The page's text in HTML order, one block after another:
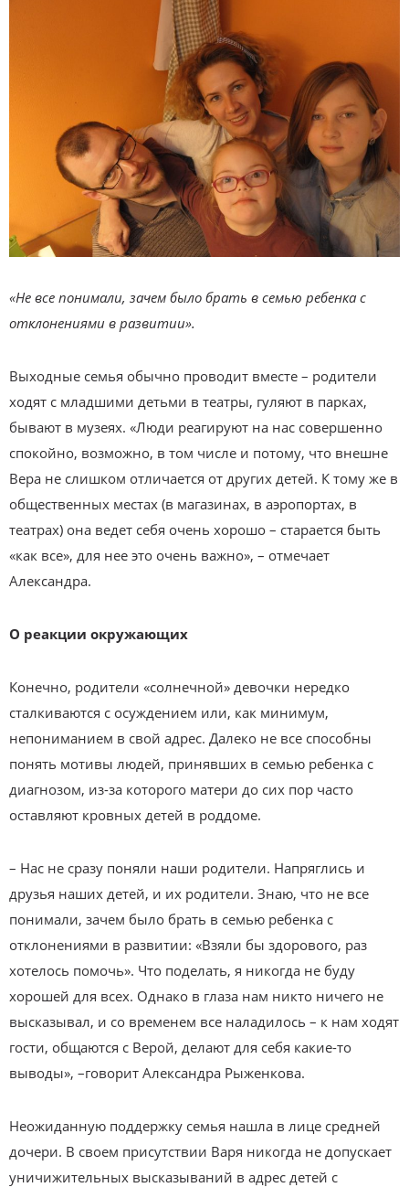
«Не все понимали, зачем было брать в семью ребенка с
отклонениями в развитии».
Выходные семья обычно проводит вместе – родители
ходят с младшими детьми в театры, гуляют в парках,
бывают в музеях. «Люди реагируют на нас совершенно
спокойно, возможно, в том числе и потому, что внешне
Вера не слишком отличается от других детей. К тому же в
общественных местах (в магазинах, в аэропортах, в
театрах) она ведет себя очень хорошо – старается быть
«как все», для нее это очень важно», – отмечает
Александра.
О реакции окружающих
Конечно, родители «солнечной» девочки нередко
сталкиваются с осуждением или, как минимум,
непониманием в свой адрес. Далеко не все способны
понять мотивы людей, принявших в семью ребенка с
диагнозом, из-за которого матери до сих пор часто
оставляют кровных детей в роддоме.
– Нас не сразу поняли наши родители. Напряглись и
друзья наших детей, и их родители. Знаю, что не все
понимали, зачем было брать в семью ребенка с
отклонениями в развитии: «Взяли бы здорового, раз
хотелось помочь». Что поделать, я никогда не буду
хорошей для всех. Однако в глаза нам никто ничего не
высказывал, и со временем все наладилось – к нам ходят
гости, общаются с Верой, делают для себя какие-то
выводы», –говорит Александра Рыженкова.
Неожиданную поддержку семья нашла в лице средней
дочери. В своем присутствии Варя никогда не допускает
уничижительных высказываний в адрес детей с